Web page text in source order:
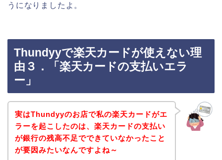
うになりましたよ。
Thundyyで楽天カードが使えない理
由３．「楽天カードの支払いエラ
ー」
実はThundyyのお店で私の楽天カードがエ
ラーを起こしたのは、楽天カードの支払い
が銀行の残高不足でできていなかったこと
が要因みたいなんですよね～